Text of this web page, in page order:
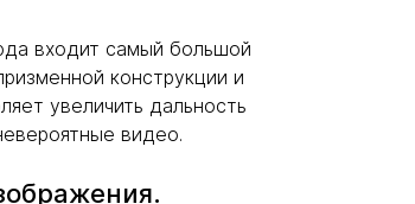
входит самый большой
конструкции и
увеличить дальность
видео.